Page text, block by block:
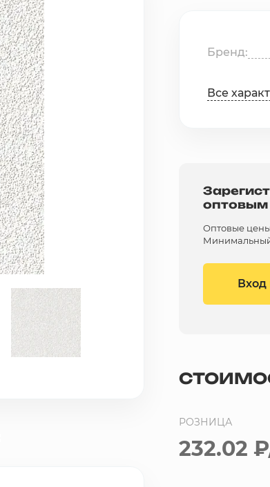
Бренд
Все
Оптовые цены
Минимальный
Вход
РОЗНИЦА
232.02 ₽